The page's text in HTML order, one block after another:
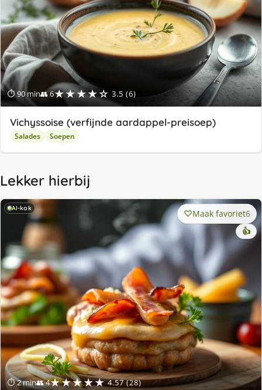
⏱ 90 min👥 6★★★★☆ 3.5 (6)
Vichyssoise (verfijnde aardappel-preisoep)
Salades Soepen
Lekker hierbij
AI-kok
⏱ 2 min👥 4★★★★★ 4.57 (28)
Maak favoriet6
👍